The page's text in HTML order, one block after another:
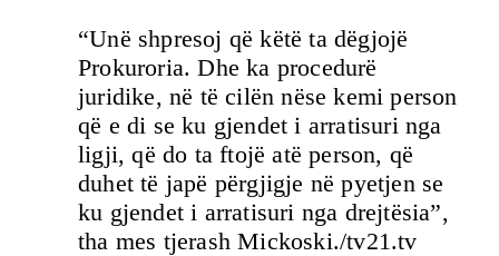
“Unë shpresoj që këtë ta dëgjojë
Prokuroria. Dhe ka procedurë
juridike, në të cilën nëse kemi person
që e di se ku gjendet i arratisuri nga
ligji, që do ta ftojë atë person, që
duhet të japë përgjigje në pyetjen se
ku gjendet i arratisuri nga drejtësia”,
tha mes tjerash Mickoski./tv21.tv